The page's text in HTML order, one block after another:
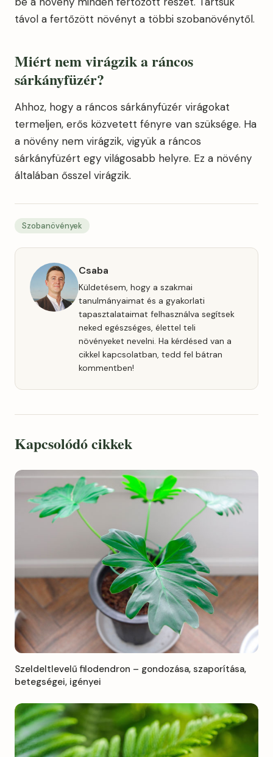
távol a fertőzött növényt a többi szobanövénytől.
Miért nem virágzik a ráncos
sárkányfüzér?
Ahhoz, hogy a ráncos sárkányfüzér virágokat
termeljen, erős közvetett fényre van szüksége. Ha
a növény nem virágzik, vigyük a ráncos
sárkányfüzért egy világosabb helyre. Ez a növény
általában ősszel virágzik.
Szobanövények
Csaba
Küldetésem, hogy a szakmai
tanulmányaimat és a gyakorlati
tapasztalataimat felhasználva segítsek
neked egészséges, élettel teli
növényeket nevelni. Ha kérdésed van a
cikkel kapcsolatban, tedd fel bátran
kommentben!
Kapcsolódó cikkek
Szeldeltlevelű filodendron – gondozása, szaporítása,
betegségei, igényei